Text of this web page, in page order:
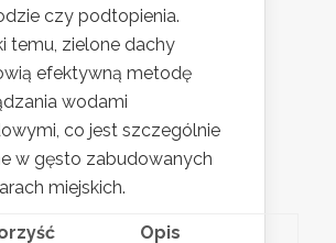
czy podtopienia.
temu, zielone dachy
efektywną metodę
wodami
co jest szczególnie
w gęsto zabudowanych
miejskich.
Opis